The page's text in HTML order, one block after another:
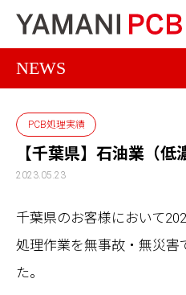
NEWS
PCB処理実績
【千葉県】石油業（低
2023.05.23
千葉県のお客様において
処理作業を無事故・無災害
た。